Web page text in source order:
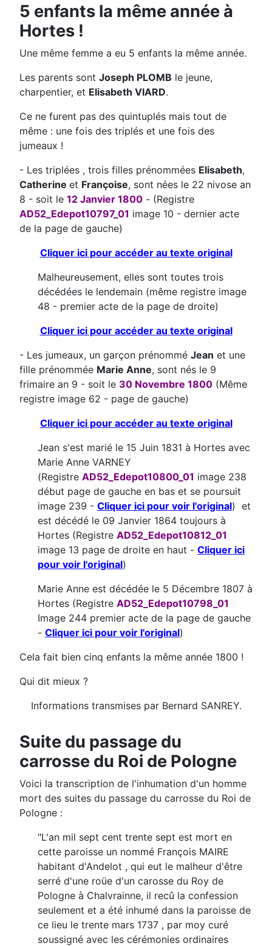
5 enfants la même année à
Hortes !
Une même femme a eu 5 enfants la même année.
Les parents sont Joseph PLOMB le jeune,
charpentier, et Elisabeth VIARD.
Ce ne furent pas des quintuplés mais tout de
même : une fois des triplés et une fois des
jumeaux !
- Les triplées , trois filles prénommées Elisabeth,
Catherine et Françoise, sont nées le 22 nivose an
8 - soit le 12 Janvier 1800 - (Registre
AD52_Edepot10797_01 image 10 - dernier acte
de la page de gauche)
Cliquer ici pour accéder au texte original
Malheureusement, elles sont toutes trois
décédées le lendemain (même registre image
48 - premier acte de la page de droite)
Cliquer ici pour accéder au texte original
- Les jumeaux, un garçon prénommé Jean et une
fille prénommée Marie Anne, sont nés le 9
frimaire an 9 - soit le 30 Novembre 1800 (Même
registre image 62 - page de gauche)
Cliquer ici pour accéder au texte original
Jean s'est marié le 15 Juin 1831 à Hortes avec
Marie Anne VARNEY
(Registre AD52_Edepot10800_01 image 238
début page de gauche en bas et se poursuit
image 239 - Cliquer ici pour voir l'original) et
est décédé le 09 Janvier 1864 toujours à
Hortes (Registre AD52_Edepot10812_01
image 13 page de droite en haut - Cliquer ici
pour voir l'original)
Marie Anne est décédée le 5 Décembre 1807 à
Hortes (Registre AD52_Edepot10798_01
Image 244 premier acte de la page de gauche
- Cliquer ici pour voir l'original)
Cela fait bien cinq enfants la même année 1800 !
Qui dit mieux ?
Informations transmises par Bernard SANREY.
Suite du passage du
carrosse du Roi de Pologne
Voici la transcription de l'inhumation d'un homme
mort des suites du passage du carrosse du Roi de
Pologne :
"L'an mil sept cent trente sept est mort en
cette paroisse un nommé François MAIRE
habitant d'Andelot , qui eut le malheur d'être
serré d'une roüe d'un carosse du Roy de
Pologne à Chalvrainne, il recû la confession
seulement et a été inhumé dans la paroisse de
ce lieu le trente mars 1737 , par moy curé
soussigné avec les cérémonies ordinaires